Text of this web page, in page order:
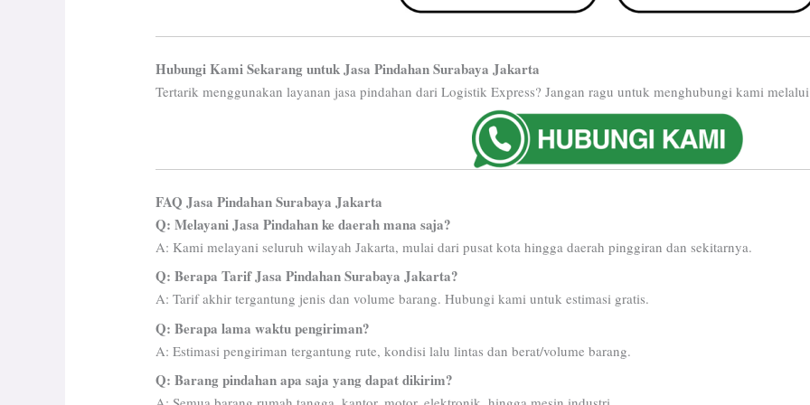
Hubungi Kami Sekarang untuk Jasa Pindahan Surabaya Jakarta
Tertarik menggunakan layanan jasa pindahan dari Logistik Express? Jangan ragu untuk menghubungi kami
FAQ Jasa Pindahan Surabaya Jakarta
Q: Melayani Jasa Pindahan ke daerah mana saja?
A: Kami melayani seluruh wilayah Jakarta, mulai dari pusat kota hingga daerah pinggiran dan sekitarnya.
Q: Berapa Tarif Jasa Pindahan Surabaya Jakarta?
A: Tarif akhir tergantung jenis dan volume barang. Hubungi kami untuk estimasi gratis.
Q: Berapa lama waktu pengiriman?
A: Estimasi pengiriman tergantung rute, kondisi lalu lintas dan berat/volume barang.
Q: Barang pindahan apa saja yang dapat dikirim?